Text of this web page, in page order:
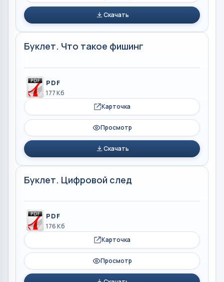
Скачать
Буклет. Что такое фишинг
PDF
177 Кб
Карточка
Просмотр
Скачать
Буклет. Цифровой след
PDF
176 Кб
Карточка
Просмотр